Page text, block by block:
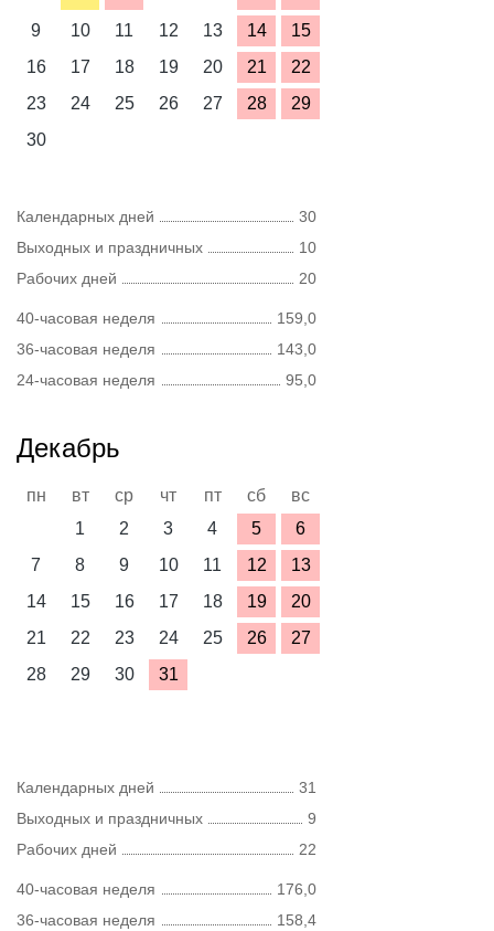
9
10 11 12 13 14
15
16
17 18 19 20 21
22
23
24 25 26 27 28
29
30
Календарных дней
30
Выходных и праздничных
10
Рабочих дней
20
40-часовая неделя
159,0
36-часовая неделя
143,0
24-часовая неделя
95,0
Декабрь
пн вт ср чт пт сб
вс
1
2 3 4 5
6
7
8 9 10 11 12
13
14
15 16 17 18 19
20
21
22 23 24 25 26
27
28
29 30 31
Календарных дней
31
Выходных и праздничных
9
Рабочих дней
22
40-часовая неделя
176,0
36-часовая неделя
158,4